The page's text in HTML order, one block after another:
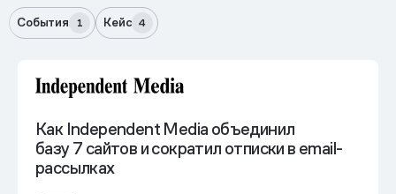
События 1 Кейс 4
Как Independent Media объединил
базу 7 сайтов и сократил отписки в email-
рассылках